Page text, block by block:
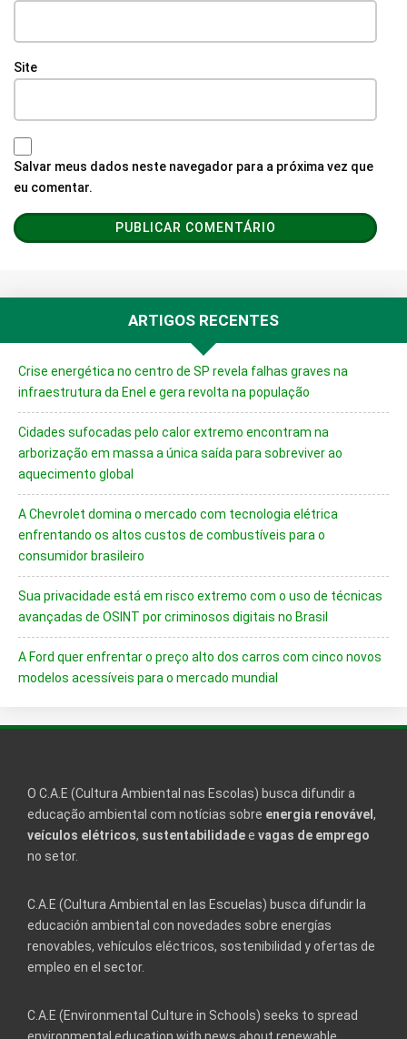
Site
Salvar meus dados neste navegador para a próxima vez que
eu comentar.
ARTIGOS RECENTES
Crise energética no centro de SP revela falhas graves na
infraestrutura da Enel e gera revolta na população
Cidades sufocadas pelo calor extremo encontram na
arborização em massa a única saída para sobreviver ao
aquecimento global
A Chevrolet domina o mercado com tecnologia elétrica
enfrentando os altos custos de combustíveis para o
consumidor brasileiro
Sua privacidade está em risco extremo com o uso de técnicas
avançadas de OSINT por criminosos digitais no Brasil
A Ford quer enfrentar o preço alto dos carros com cinco novos
modelos acessíveis para o mercado mundial
O C.A.E (Cultura Ambiental nas Escolas) busca difundir a
educação ambiental com notícias sobre energia renovável ,
veículos elétricos, sustentabilidadee vagas de emprego
no setor.
C.A.E (Cultura Ambiental en las Escuelas) busca difundir la
educación ambiental con novedades sobre energías
renovables, vehículos eléctricos, sostenibilidad y ofertas de
empleo en el sector.
C.A.E (Environmental Culture in Schools) seeks to spread
environmental education with news about renewable